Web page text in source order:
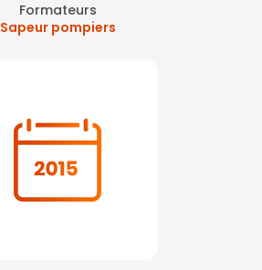
Formateurs
Sapeur pompiers